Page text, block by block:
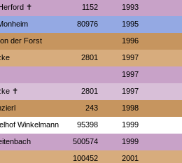
✝ 1152 1993
80976 1995
der Forst 1996
2801 1997
1997
✝ 2801 1997
243 1998
Winkelmann 95398 1999
500574 1999
100452 2001